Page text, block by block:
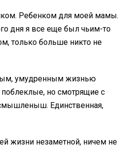
Ребенком для моей мамы.
дня я все еще был чьим-то
только больше никто не
умудренным жизнью
но смотрящие с
Единственная,
жизни незаметной, ничем не